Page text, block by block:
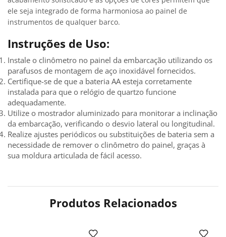
ele seja integrado de forma harmoniosa ao painel de
instrumentos de qualquer barco.
Instruções de Uso:
Instale o clinômetro no painel da embarcação utilizando os
parafusos de montagem de aço inoxidável fornecidos.
Certifique-se de que a bateria AA esteja corretamente
instalada para que o relógio de quartzo funcione
adequadamente.
Utilize o mostrador aluminizado para monitorar a inclinação
da embarcação, verificando o desvio lateral ou longitudinal.
Realize ajustes periódicos ou substituições de bateria sem a
necessidade de remover o clinômetro do painel, graças à
sua moldura articulada de fácil acesso.
Produtos Relacionados